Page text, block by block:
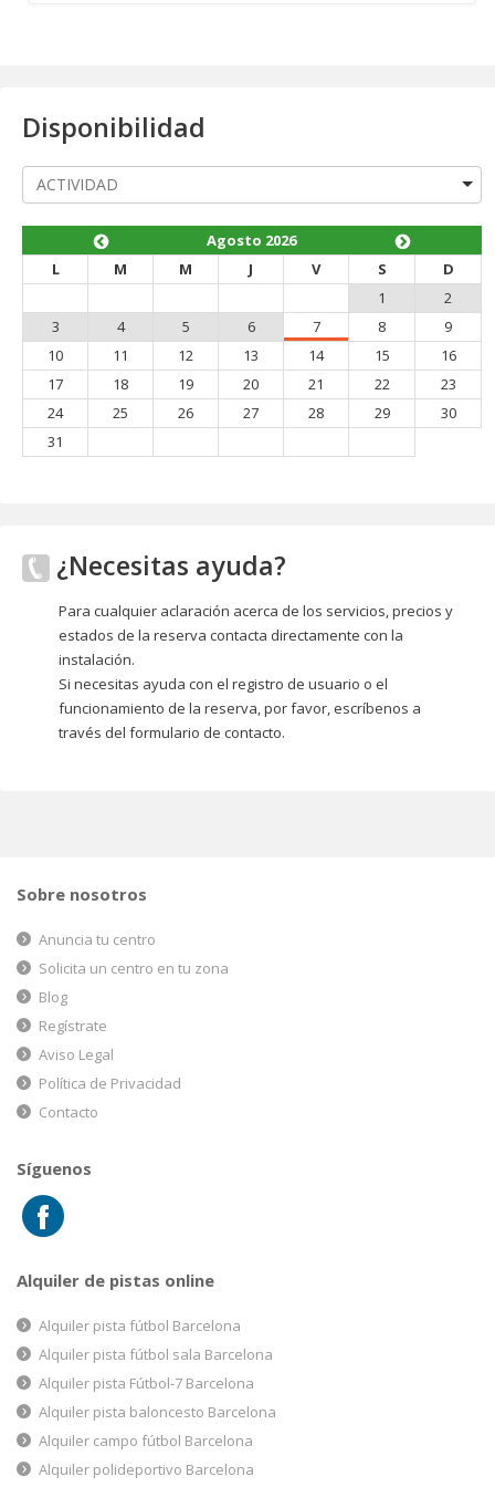
Disponibilidad
Agosto 2026
L
M M J V S
D
1
2
3
4 5 6 7 8
9
10
11 12 13 14 15
16
17
18 19 20 21 22
23
24
25 26 27 28 29
30
31
¿Necesitas ayuda?
Para cualquier aclaración acerca de los servicios, precios y
estados de la reserva contacta directamente con la
instalación.
Si necesitas ayuda con el registro de usuario o el
funcionamiento de la reserva, por favor, escríbenos a
través del formulario de contacto.
Sobre nosotros
Anuncia tu centro
Solicita un centro en tu zona
Blog
Regístrate
Aviso Legal
Política de Privacidad
Contacto
Síguenos
Alquiler de pistas online
Alquiler pista fútbol Barcelona
Alquiler pista fútbol sala Barcelona
Alquiler pista Fútbol-7 Barcelona
Alquiler pista baloncesto Barcelona
Alquiler campo fútbol Barcelona
Alquiler polideportivo Barcelona